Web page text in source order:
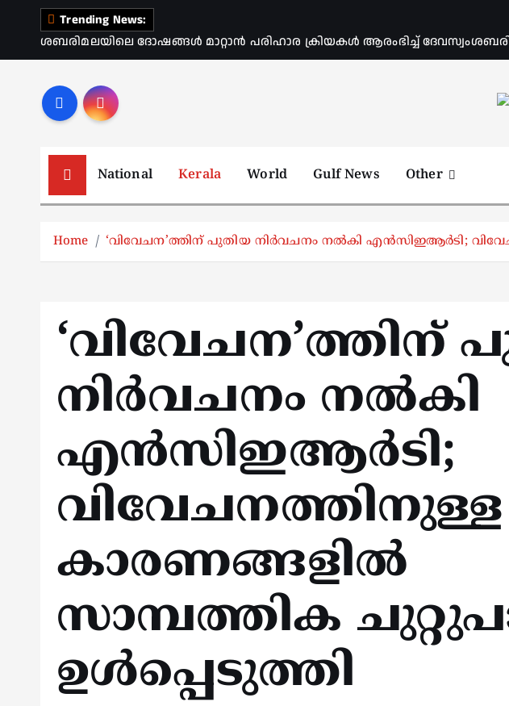
Trending News:
ശബരിമലയിലെ ദോഷങ്ങൾ മാറ്റാൻ പരിഹാര ക്രിയകൾ ആരംഭിച്ച്
National Kerala World Gulf News Other
Home ‘വിവേചന’ത്തിന് പുതിയ നിര്‍വചനം നല്‍കി എന്‍സിഇആര്‍ടി;
‘വിവേചന’ത്തിന്
നിര്‍വചനം നല്‍കി
എന്‍സിഇആര്‍ടി;
വിവേചനത്തിനുള്ള
കാരണങ്ങളില്‍
സാമ്പത്തിക
ഉള്‍പ്പെടുത്തി